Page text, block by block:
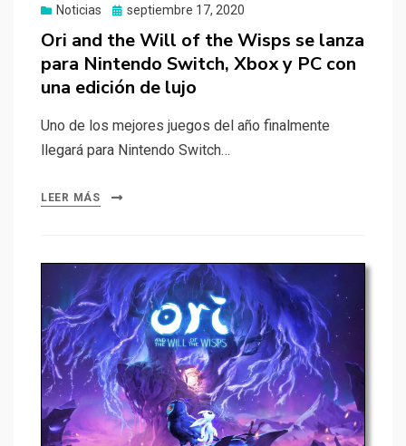
Noticias
Publicado
septiembre 17, 2020
Ori and the Will of the Wisps se lanza
para Nintendo Switch, Xbox y PC con
una edición de lujo
Uno de los mejores juegos del año finalmente
llegará para Nintendo Switch…
LEER MÁS